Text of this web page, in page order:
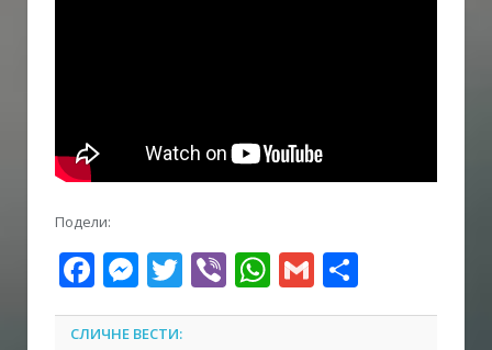
Подели:
Facebook
Messenger
Twitter
ViberWhatsApp
Gmail
СЛИЧНЕ ВЕСТИ: